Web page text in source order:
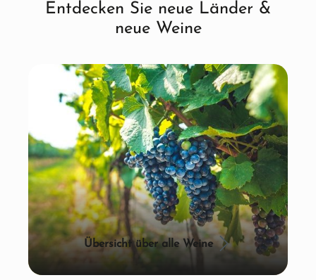
Entdecken Sie neue Länder &
neue Weine
Übersicht über alle Weine